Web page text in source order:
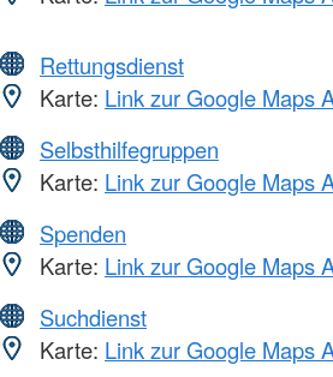
Rettungsdienst
Karte: Link zur Google Maps
Selbsthilfegruppen
Karte: Link zur Google Maps
Spenden
Karte: Link zur Google Maps
Suchdienst
Karte: Link zur Google Maps